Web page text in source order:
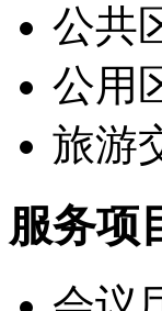
公共
公用
旅游
服务项